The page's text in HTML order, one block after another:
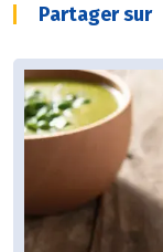
Partager sur